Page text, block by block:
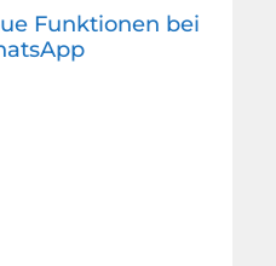
Funktionen bei